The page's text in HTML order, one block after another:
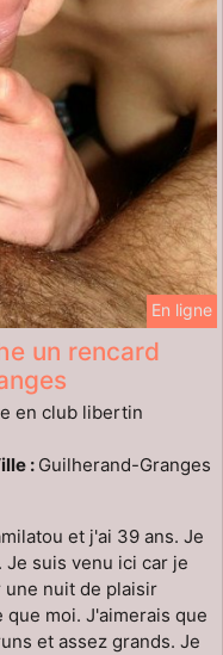
En ligne
un rencard
en club libertin
: Guilherand-Granges
et j'ai 39 ans. Je
suis venu ici car je
nuit de plaisir
moi. J'aimerais que
et assez grands. Je